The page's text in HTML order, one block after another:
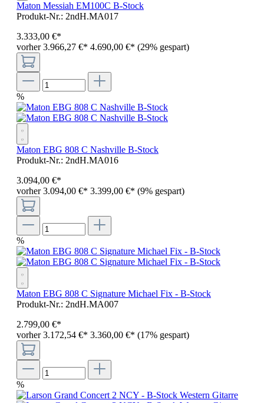
Maton Messiah EM100C B-Stock
Produkt-Nr.: 2ndH.MA017
3.333,00 €*
vorher 3.966,27 €* 4.690,00 €* (29% gespart)
%
Maton EBG 808 C Nashville B-Stock
Produkt-Nr.: 2ndH.MA016
3.094,00 €*
vorher 3.094,00 €* 3.399,00 €* (9% gespart)
%
Maton EBG 808 C Signature Michael Fix - B-Stock
Produkt-Nr.: 2ndH.MA007
2.799,00 €*
vorher 3.172,54 €* 3.360,00 €* (17% gespart)
%